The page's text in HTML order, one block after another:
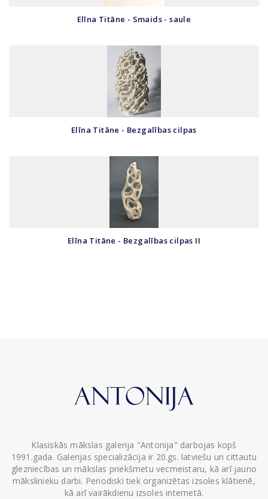
Elīna Titāne - Smaids - saule
Elīna Titāne - Bezgalības cilpas
Elīna Titāne - Bezgalības cilpas II
Klasiskās mākslas galerija "Antonija" darbojas kopš
1991.gada. Galerijas specializācija ir 20.gs. latviešu un cittautu
glezniecības un mākslas priekšmetu vecmeistaru, kā arī jauno
mākslinieku darbi. Periodiski tiek organizētas izsoles klātienē,
kā arī vairākdienu izsoles internetā.